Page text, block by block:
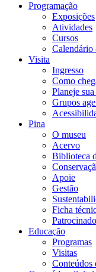
Programação
Exposições
Atividades
Cursos
Calendário
Visita
Ingresso
Como
Planeje
Grupos
Pina
O museu
Acervo
Biblioteca
Apoie
Gestão
Ficha
Educação
Programas
Visitas
Conteúdos